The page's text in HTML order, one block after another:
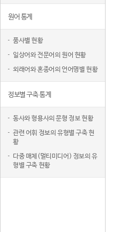
원어 통계
품사별 현황
일상어와 전문어의 원어 현황
외래어와 혼종어의 언어명별 현황
정보별 구축 통계
동사와 형용사의 문형 정보 현황
관련 어휘 정보의 유형별 구축 현
황
다중 매체(멀티미디어) 정보의 유
형별 구축 현황